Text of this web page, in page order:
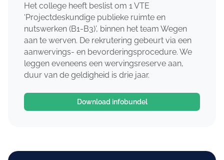
Het college heeft beslist om 1 VTE
‘Projectdeskundige publieke ruimte en
nutswerken (B1-B3)’, binnen het team Wegen
aan te werven. De rekrutering gebeurt via een
aanwervings- en bevorderingsprocedure. We
leggen eveneens een wervingsreserve aan,
duur van de geldigheid is drie jaar.
Download infobundel